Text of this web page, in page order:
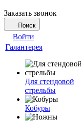
Заказать звонок
Поиск
Войти
Галантерея
Для стендовой
стрельбы
Кобуры